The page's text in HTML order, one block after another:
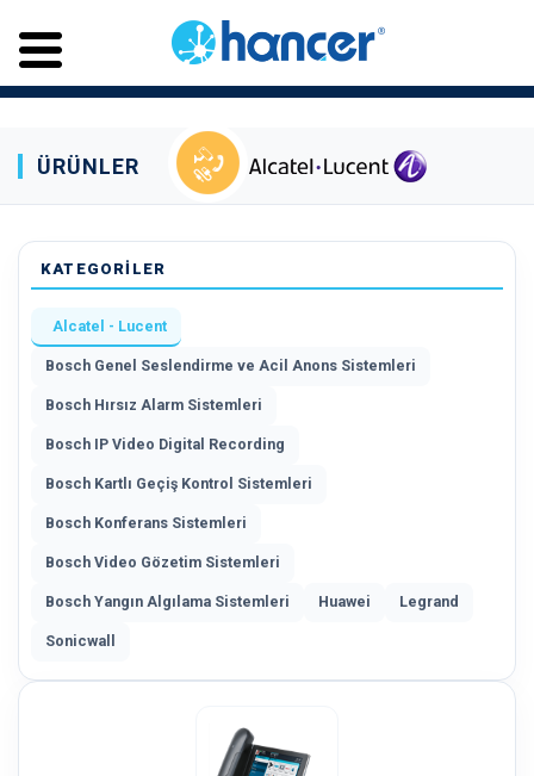
ÜRÜNLER
KATEGORİLER
Alcatel - Lucent
Bosch Genel Seslendirme ve Acil Anons Sistemleri
Bosch Hırsız Alarm Sistemleri
Bosch IP Video Digital Recording
Bosch Kartlı Geçiş Kontrol Sistemleri
Bosch Konferans Sistemleri
Bosch Video Gözetim Sistemleri
Bosch Yangın Algılama Sistemleri Huawei Legrand
Sonicwall